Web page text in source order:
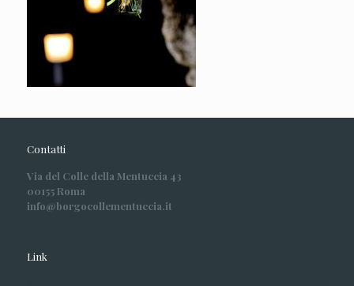
Contatti
Via del Colle della Mentuccia 43
00155 Roma
info@borgocollementuccia.it
Link